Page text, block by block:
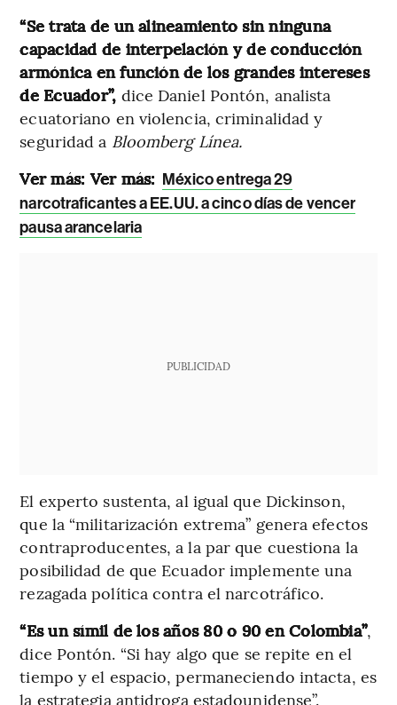
“Se trata de un alineamiento sin ninguna
capacidad de interpelación y de conducción
armónica en función de los grandes intereses
de Ecuador”, dice Daniel Pontón, analista
ecuatoriano en violencia, criminalidad y
seguridad a Bloomberg Línea.
Ver más: Ver más: México entrega 29
narcotraficantes a EE.UU. a cinco días de vencer
pausa arancelaria
PUBLICIDAD
El experto sustenta, al igual que Dickinson,
que la “militarización extrema” genera efectos
contraproducentes, a la par que cuestiona la
posibilidad de que Ecuador implemente una
rezagada política contra el narcotráfico.
“Es un símil de los años 80 o 90 en Colombia”,
dice Pontón. “Si hay algo que se repite en el
tiempo y el espacio, permaneciendo intacta, es
la estrategia antidroga estadounidense”.